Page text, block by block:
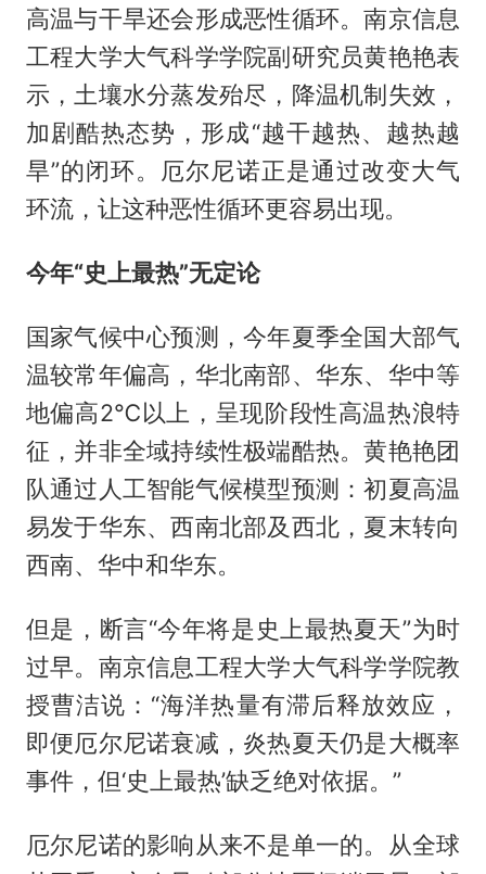
高温与干旱还会形成恶性循环。南京信息
工程大学大气科学学院副研究员黄艳艳表
示，土壤水分蒸发殆尽，降温机制失效，
加剧酷热态势，形成“越干越热、越热越
旱”的闭环。厄尔尼诺正是通过改变大气
环流，让这种恶性循环更容易出现。
今年“史上最热”无定论
国家气候中心预测，今年夏季全国大部气
温较常年偏高，华北南部、华东、华中等
地偏高2℃以上，呈现阶段性高温热浪特
征，并非全域持续性极端酷热。黄艳艳团
队通过人工智能气候模型预测：初夏高温
易发于华东、西南北部及西北，夏末转向
西南、华中和华东。
但是，断言“今年将是史上最热夏天”为时
过早。南京信息工程大学大气科学学院教
授曹洁说：“海洋热量有滞后释放效应，
即便厄尔尼诺衰减，炎热夏天仍是大概率
事件，但‘史上最热’缺乏绝对依据。”
厄尔尼诺的影响从来不是单一的。从全球